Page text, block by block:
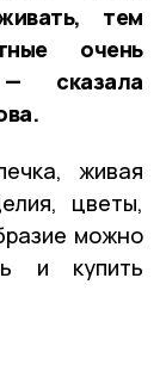
тем
очень
сказала
живая
цветы,
можно
и купить